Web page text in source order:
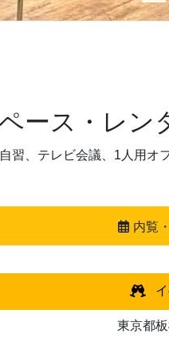
ース・レン
習、テレビ会議、1人用オ
内覧
東京都